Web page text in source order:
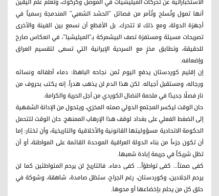
أنها تمول وتُسلح وتُأمر من فصائل "الحشد الشعبي" المندمجة رسمياً في
أجهزة الدولة، ومع ذلك لا تتحرك. بل الأفظع أن نسمع بين الفينة والأخرى
تصريحات مسيئة ومستفزة تصف البيشمركة بـ"الميليشيا"، في انعكاس صارخ
للحقيقة، وتطابق مخزٍ مع السردية الإيرانية التي تسعى لتقسيم العراق
وإضعافه.
إن إقليم كوردستان يدفع اليوم ثمن نجاحه الباهظ: دماء أطفاله ونسائه
ورجاله، ومستقبل أجياله. لكن هذا الدم لن يذهب هدراً. إنه يكتب بحروف من
نار فصلًا جديدًا في ملحمة النضال الكوردي من أجل الحرية والكرامة.
حان الوقت ليكسر المجتمع الدولي صمته المخزي، ويتحول من الإدانة الشفهية
إلى الضغط الفعلي على بغداد لوقف هذا الإرهاب الممنهج. حان الوقت لتتحمل
الحكومة الاتحادية مسؤوليتها القانونية والأخلاقية والتاريخية، وأن تختار: إما
أن تكون جزءاً من بناء الدولة العراقية الموحدة القائمة على المواطنة، أو أن
تظل شريكاً في جريمة إبادة شعبها.
كفى صمتاً... كفى تواطؤاً... كفى دماء. فالتاريخ لن يرحم المتواطئين كما لن
يرحم الجلادين، وكوردستان، رغم الجراح، ستظل صامدة، شاهقة، وشوكة في
حلق كل من يحلم بإخضاعها أو محوها.